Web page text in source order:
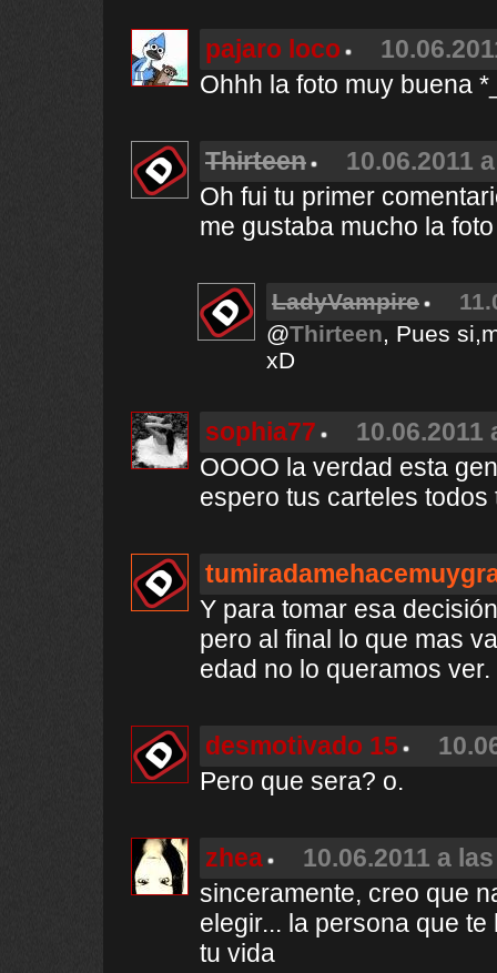
pajaro loco
Ohhh la foto muy buena
Thirteen
10.06.2011
Oh fui tu primer
me gustaba mucho la
LadyVampire
@Thirteen, Pues
xD
sophia77
10.06.2011
OOOO la verdad esta
espero tus carteles
Y para tomar esa
pero al final lo que mas
edad no lo queramos ver.
desmotivado 15
Pero que sera? o.
zhea
10.06.2011 a
sinceramente, creo que
elegir... la persona que
tu vida